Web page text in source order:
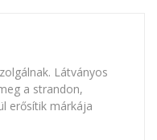
Látványos
a strandon,
erősítik márkája